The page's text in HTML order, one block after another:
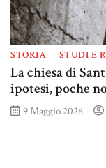
STORIA STUDI E
La chiesa di
ipotesi, poche
9 Maggio 2026